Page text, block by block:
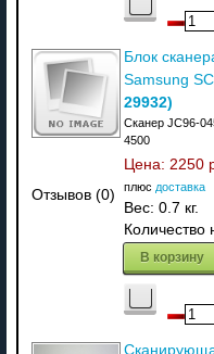
Отзывов (0)
Блок
Samsung
29932)
Сканер JC96-
4500
Цена: 2250
плюс доставка
Вес: 0.7 кг.
Количество
В корзину